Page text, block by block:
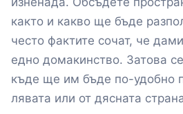
както и какво ще бъде
често фактите сочат, че
едно домакинство. Затова
къде ще им бъде по-удобно
лявата или от дясната